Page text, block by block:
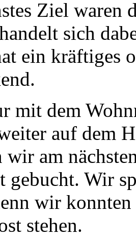
Ziel waren
sich
ein kräftiges
mit dem
auf dem
wir am
gebucht. Wir
wir
stehen.